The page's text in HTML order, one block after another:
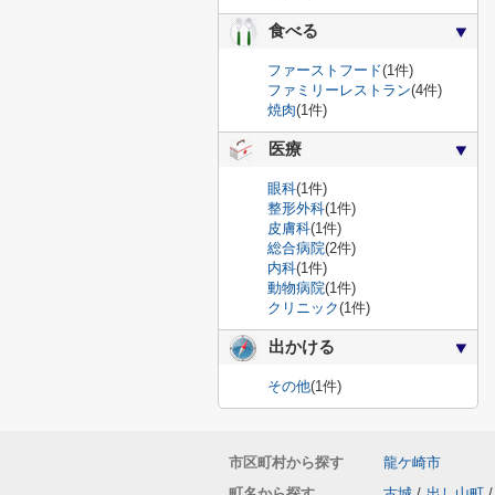
食べる
ファーストフード(1件)
ファミリーレストラン(4件)
焼肉(1件)
医療
眼科(1件)
整形外科(1件)
皮膚科(1件)
総合病院(2件)
内科(1件)
動物病院(1件)
クリニック(1件)
出かける
その他(1件)
市区町村から探す
龍ケ崎市